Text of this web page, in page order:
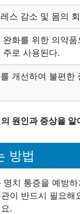
스 감소 및 몸의
완화를 위한 의약
주로 사용된다.
개선하여 불편한
원인과 증상을 알
방법
명치 통증을 예방
이 반드시 필요해
.